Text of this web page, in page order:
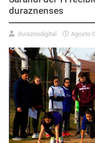
duraznenses
duraznodigital Agosto